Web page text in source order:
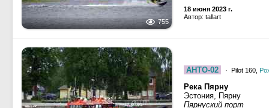
755
18 июня 2023 г.
Автор: tallart
AHTO-02 · Pilot 160,
Река Пярну
Эстония, Пярну
Пярнуский порт